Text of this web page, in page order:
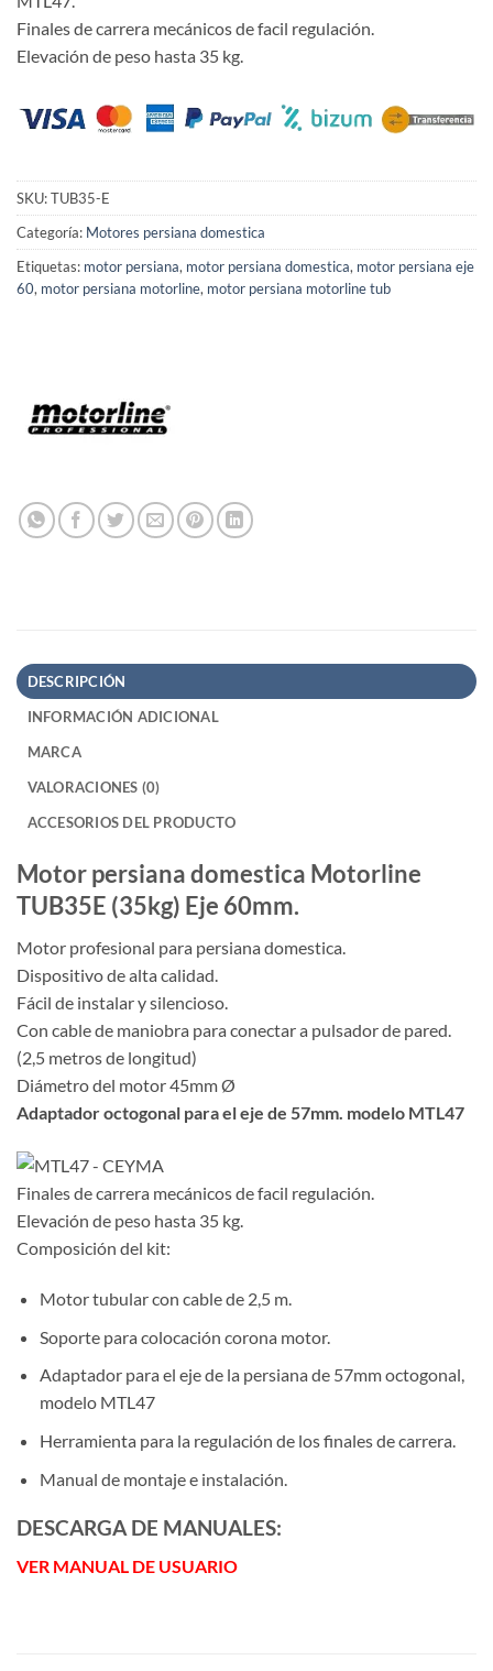
Finales de carrera mecánicos de facil regulación.
Elevación de peso hasta 35 kg.
SKU:TUB35-E
Categoría: Motores persiana domestica
Etiquetas: motor persiana, motor persiana domestica, motor persiana eje
60, motor persiana motorline, motor persiana motorline tub
DESCRIPCIÓN
INFORMACIÓN ADICIONAL
MARCA
VALORACIONES (0)
ACCESORIOS DEL PRODUCTO
Motor persiana domestica Motorline
TUB35E (35kg) Eje 60mm.
Motor profesional para persiana domestica.
Dispositivo de alta calidad.
Fácil de instalar y silencioso.
Con cable de maniobra para conectar a pulsador de pared.
(2,5 metros de longitud)
Diámetro del motor 45mm Ø
Adaptador octogonal para el eje de 57mm. modelo MTL47
Finales de carrera mecánicos de facil regulación.
Elevación de peso hasta 35 kg.
Composición del kit:
Motor tubular con cable de 2,5 m.
Soporte para colocación corona motor.
Adaptador para el eje de la persiana de 57mm octogonal,
modelo MTL47
Herramienta para la regulación de los finales de carrera.
Manual de montaje e instalación.
DESCARGA DE MANUALES:
VER MANUAL DE USUARIO